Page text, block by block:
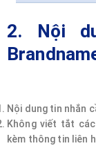
2. Nội
Nội dung tin nhắn
Không viết tắt
kèm thông tin liên